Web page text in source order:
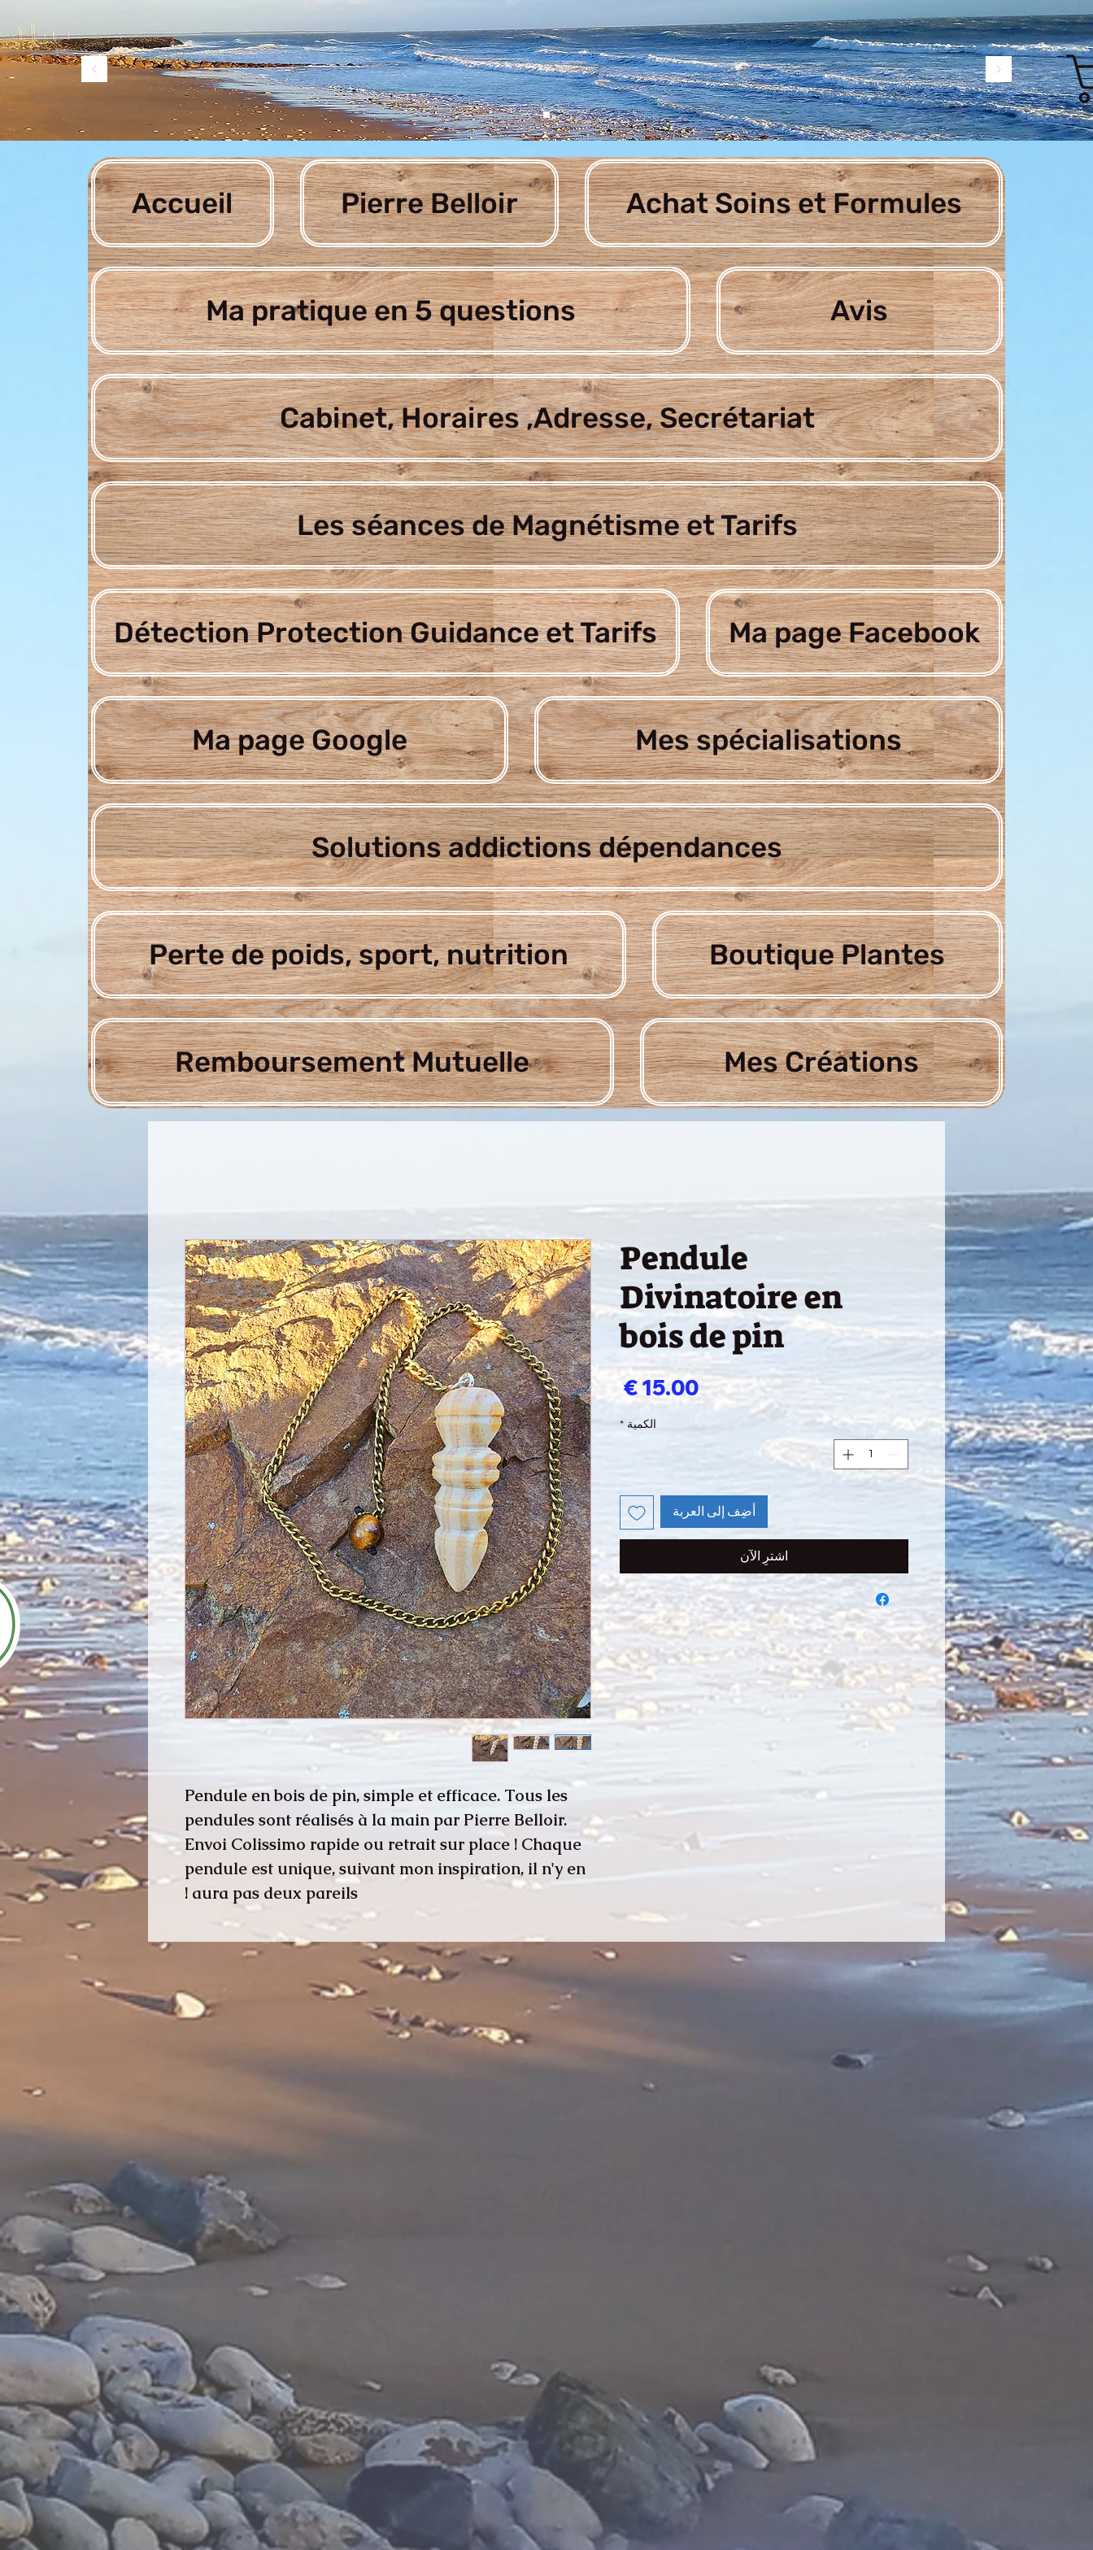
Accueil Pierre Belloir Achat Soins et Formules
Ma pratique en 5 questions Avis
Cabinet, Horaires ,Adresse, Secrétariat
Les séances de Magnétisme et Tarifs
Détection Protection Guidance et Tarifs Ma page Facebook
Ma page Google Mes spécialisations
Solutions addictions dépendances
Perte de poids, sport, nutrition Boutique Plantes
Remboursement Mutuelle Mes Créations
Pendule en bois de pin, simple et efficace. Tous les
pendules sont réalisés à la main par Pierre Belloir.
Envoi Colissimo rapide ou retrait sur place ! Chaque
pendule est unique, suivant mon inspiration, il n'y en
aura pas deux pareils !
Pendule
Divinatoire en
bois de pin
السعر
الكمية *
أضِف إلى العربة
اشترِ الآن